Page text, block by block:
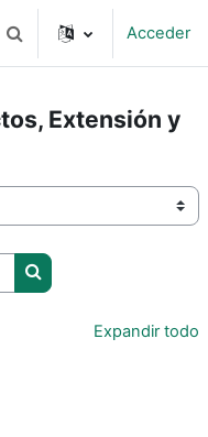
Selector de búsqueda de
Acceder
Extensión y
Buscar cursos
Expandir todo